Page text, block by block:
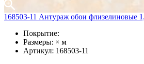
168503-11 Антураж обои флизелиновые
Покрытие:
Размеры: × м
Артикул: 168503-11